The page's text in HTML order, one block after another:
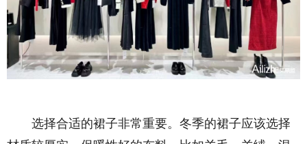
选择合适的裙子非常重要。冬季的裙子应该选择